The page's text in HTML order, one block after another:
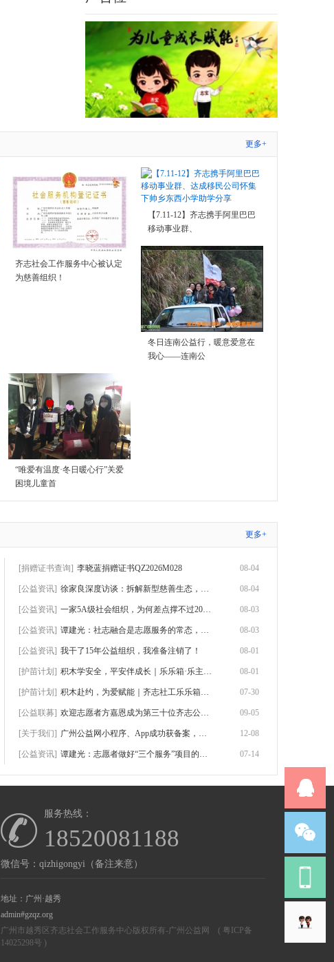
更多+
齐志社会工作服务中心被认定
为慈善组织！
【7.11-12】齐志携手阿里巴巴
移动事业群、
冬日连南公益行，暖意爱意在
我心——连南公
“唯爱有温度·冬日暖心行”关爱
困境儿童首
更多+
[捐赠证书查询] 李晓蓝捐赠证书QZ2026M028 08-04
[公益资讯] 徐家良深度访谈：拆解新型慈善生态，数智化 08-04
[公益资讯] 一家5A级社会组织，为何差点撑不过2026？ 08-03
[公益资讯] 谭建光：社志融合是志愿服务的常态，但不是 08-03
[公益资讯] 我干了15年公益组织，我准备注销了！ 08-01
[护苗计划] 积木学安全，平安伴成长｜乐乐箱·乐主题第 08-01
[护苗计划] 积木赴约，为爱赋能｜齐志社工乐乐箱首期志 07-30
[公益联募] 欢迎志愿者方嘉恩成为第三十位齐志公益联募 09-05
[关于我们] 广州公益网小程序、App成功获备案，附网站 12-08
[公益资讯] 谭建光：志愿者做好“三个服务”项目的探索 07-14
服务热线：
18520081188
微信号：qizhigongyi（备注来意）
地址：广州·越秀
admin#gzqz.org
广州市越秀区齐志社会工作服务中心版权所有-广州公益网 ( 粤ICP备
14025298号 )